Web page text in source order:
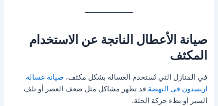
صيانة الأعطال الناتجة عن الاستخدام
المكثف
في المنازل التي تُستخدم الغسالة بشكل مكثف، صيانة غسالة
اريستون في النهضة قد تظهر مشاكل مثل ضعف العصر أو تلف
السير أو بطء حركة الحلة.